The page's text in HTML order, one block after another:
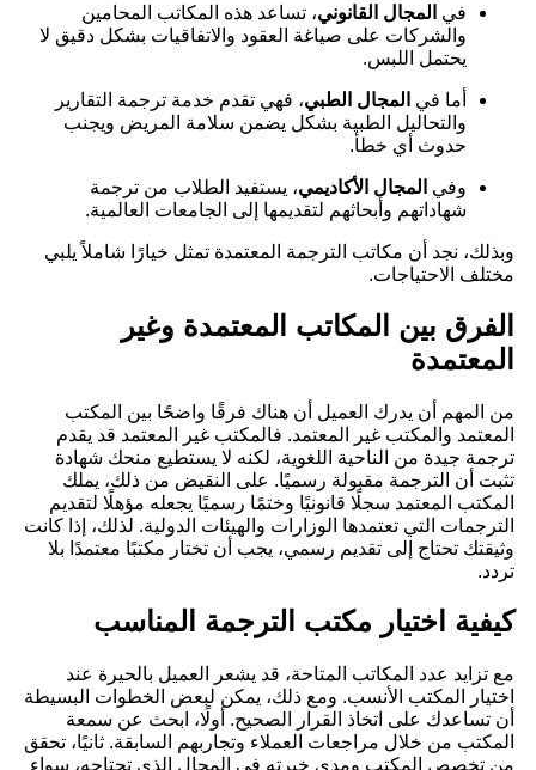
في المجال القانوني، تساعد هذه المكاتب المحامين
والشركات على صياغة العقود والاتفاقيات بشكل دقيق لا
يحتمل اللبس.
أما في المجال الطبي، فهي تقدم خدمة ترجمة التقارير
والتحاليل الطبية بشكل يضمن سلامة المريض ويجنب
حدوث أي خطأ.
وفي المجال الأكاديمي، يستفيد الطلاب من ترجمة
شهاداتهم وأبحاثهم لتقديمها إلى الجامعات العالمية.
وبذلك، نجد أن مكاتب الترجمة المعتمدة تمثل خيارًا شاملاً يلبي
مختلف الاحتياجات.
الفرق بين المكاتب المعتمدة وغير
المعتمدة
من المهم أن يدرك العميل أن هناك فرقًا واضحًا بين المكتب
المعتمد والمكتب غير المعتمد. فالمكتب غير المعتمد قد يقدم
ترجمة جيدة من الناحية اللغوية، لكنه لا يستطيع منحك شهادة
تثبت أن الترجمة مقبولة رسميًا. على النقيض من ذلك، يملك
المكتب المعتمد سجلًا قانونيًا وختمًا رسميًا يجعله مؤهلًا لتقديم
الترجمات التي تعتمدها الوزارات والهيئات الدولية. لذلك، إذا كانت
وثيقتك تحتاج إلى تقديم رسمي، يجب أن تختار مكتبًا معتمدًا بلا
تردد.
كيفية اختيار مكتب الترجمة المناسب
مع تزايد عدد المكاتب المتاحة، قد يشعر العميل بالحيرة عند
اختيار المكتب الأنسب. ومع ذلك، يمكن لبعض الخطوات البسيطة
أن تساعدك على اتخاذ القرار الصحيح. أولًا، ابحث عن سمعة
المكتب من خلال مراجعات العملاء وتجاربهم السابقة. ثانيًا، تحقق
من تخصص المكتب ومدى خبرته في المجال الذي تحتاجه، سواء